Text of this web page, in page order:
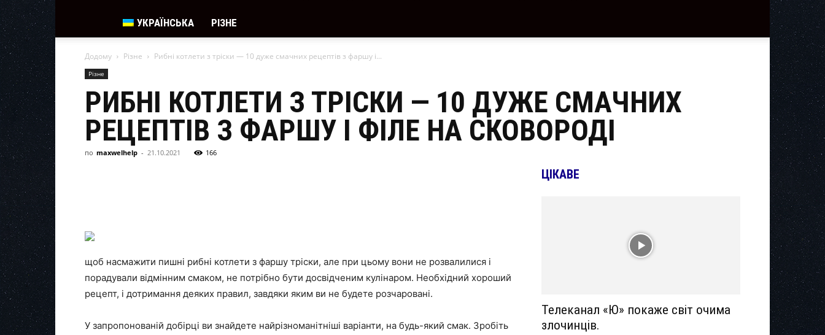
УКРАЇНСЬКА РІЗНЕ
Додому Різне Рибні котлети з тріски — 10 дуже смачних рецептів з фаршу і...
Різне
РИБНІ КОТЛЕТИ З ТРІСКИ — 10 ДУЖЕ СМАЧНИХ
РЕЦЕПТІВ З ФАРШУ І ФІЛЕ НА СКОВОРОДІ
по maxwelhelp - 21.10.2021 166
щоб насмажити пишні рибні котлети з фаршу тріски, але при цьому вони не розвалилися і
порадували відмінним смаком, не потрібно бути досвідченим кулінаром. Необхідний хороший
рецепт, і дотримання деяких правил, завдяки яким ви не будете розчаровані.
У запропонованій добірці ви знайдете найрізноманітніші варіанти, на будь-який смак. Зробіть
ЦІКАВЕ
Телеканал «Ю» покаже світ очима
злочинців.